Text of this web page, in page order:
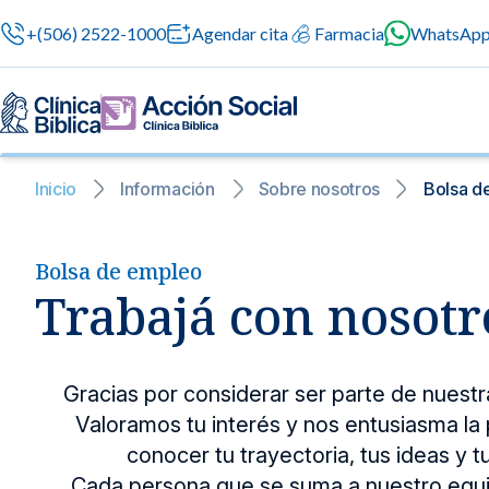
+(506) 2522-1000 Agendar cita Farmacia
Nuestras especialidades
Centros de Excelencia
Contamos
Cuidado integral
Servicios Generales
Servicios 24/7
Servicios Especializados
Servicios
atención
Cirugías
Medicina
Chequeos
Información para el Paciente
Sobre nosotros
Investigación, Innovación y Docencia
Inicio Información Sobre nosotros Bolsa
Bolsa de empleo
Trabajá con
Gracias por considerar ser parte de
Valoramos tu interés y nos entusiasma la
conocer tu trayectoria, tus ideas y